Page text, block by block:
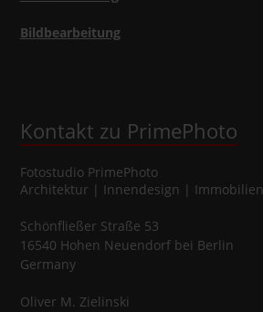
Bildbearbeitung
Kontakt zu PrimePhoto
Fotostudio PrimePhoto
Architektur | Innendesign | Immobilien
Schönfließer Straße 53
16540 Hohen Neuendorfbei Berlin
Germany
Oliver M. Zielinski